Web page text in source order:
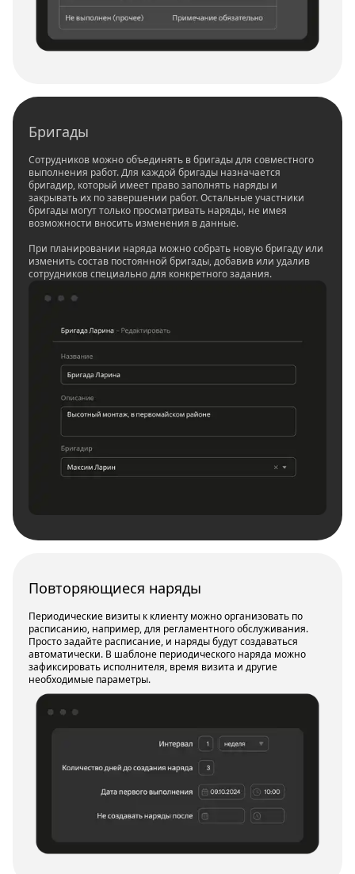
Бригады
Сотрудников можно объединять в бригады для совместного
выполнения работ. Для каждой бригады назначается
бригадир, который имеет право заполнять наряды и
закрывать их по завершении работ. Остальные участники
бригады могут только просматривать наряды, не имея
возможности вносить изменения в данные.
При планировании наряда можно собрать новую бригаду или
изменить состав постоянной бригады, добавив или удалив
сотрудников специально для конкретного задания.
Повторяющиеся наряды
Периодические визиты к клиенту можно организовать по
расписанию, например, для регламентного обслуживания.
Просто задайте расписание, и наряды будут создаваться
автоматически. В шаблоне периодического наряда можно
зафиксировать исполнителя, время визита и другие
необходимые параметры.